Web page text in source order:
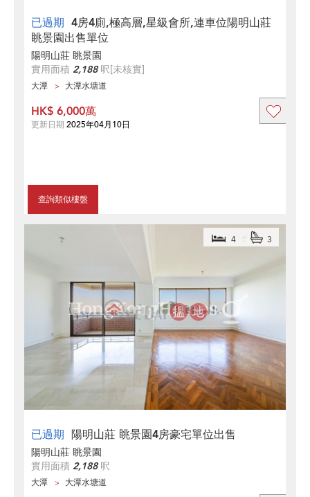
已過期 4房4廁,極高層,星級會所,連車位陽明山莊
眺景園出售單位
陽明山莊 眺景園
實用面積 2,188呎[未核實]
大潭 大潭水塘道
查詢類似樓盤
HK$ 6,000萬
更新日期 2025年04月10日
已過期 陽明山莊 眺景園4房豪宅單位出售
4 3
陽明山莊 眺景園
實用面積 2,188呎
大潭 大潭水塘道